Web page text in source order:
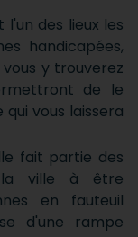
des lieux les
handicapées,
y trouverez
de le
vous laissera
fait partie des
la ville à être
en fauteuil
d'une rampe